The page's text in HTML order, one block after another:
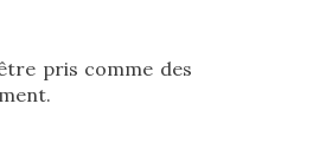
pris comme des